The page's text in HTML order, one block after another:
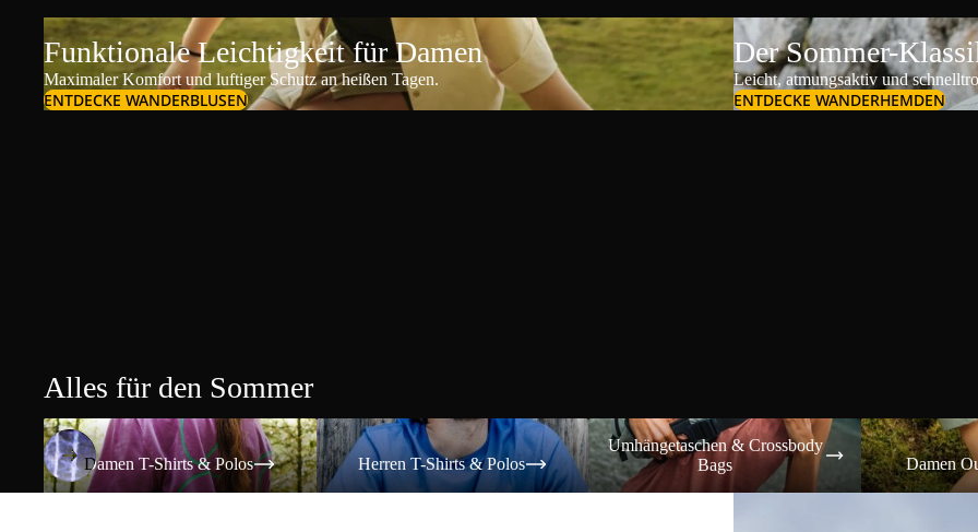
Funktionale Leichtigkeit für Damen
Maximaler Komfort und luftiger Schutz an heißen Tagen.
ENTDECKE WANDERBLUSEN
Der Sommer-
Leicht, atmungsaktiv und
ENTDECKE WANDERHEMDEN
Alles für den Sommer
Damen T-Shirts & Polos
Damen T-Shirts & Polos
Herren T-Shirts & Polos
Herren T-Shirts & Polos
Umhängetaschen & Crossbody Bags
Umhängetaschen & Crossbody
Bags
Damen
Damen